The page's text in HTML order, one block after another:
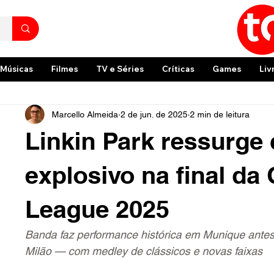
Músicas Filmes TV e Séries Críticas Games
Linkin Park ressurge
explosivo na final da
League 2025
Marcello Almeida 2 de jun. de 2025 2 min de leitura
Banda faz performance histórica em Munique
Milão — com medley de clássicos e novas faixas